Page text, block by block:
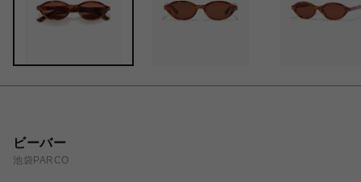
ビーバー
池袋PARCO